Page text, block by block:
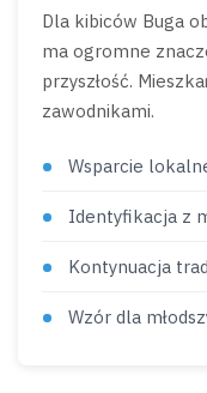
Dla kibiców Buga
ma ogromne
przyszłość.
zawodnikami.
Wsparcie
Identyfikacja z
Kontynuacja
Wzór dla